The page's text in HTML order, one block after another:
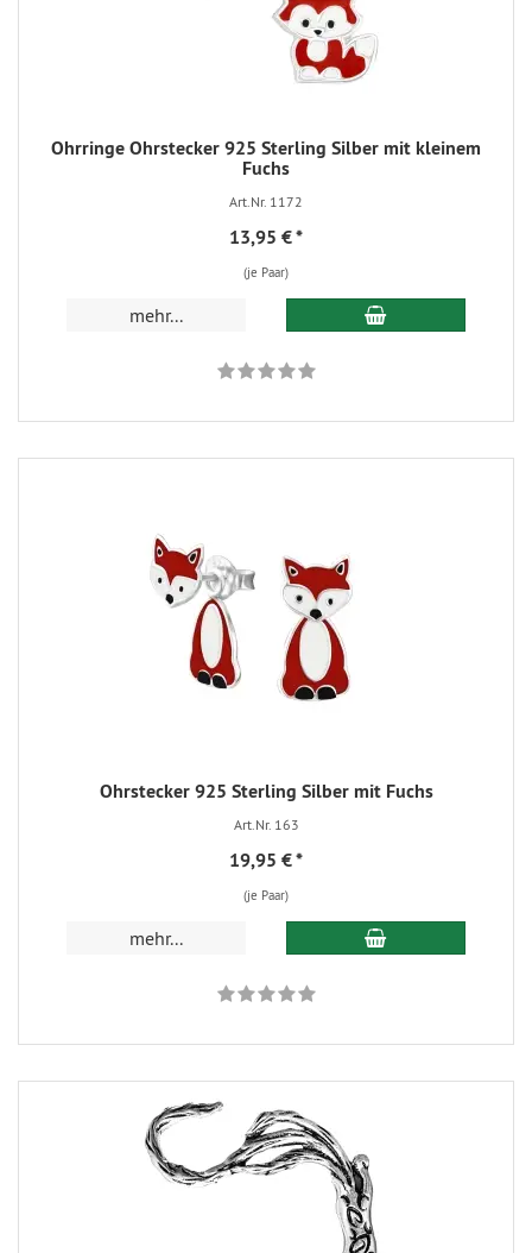
Ohrringe Ohrstecker 925 Sterling Silber mit kleinem
Fuchs
Art.Nr. 1172
13,95 €*
(je Paar)
mehr...
Ohrstecker 925 Sterling Silber mit Fuchs
Art.Nr. 163
19,95 €*
(je Paar)
mehr...